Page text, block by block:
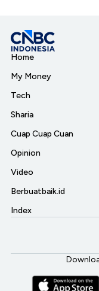
Home
My Money
Tech
Sharia
Cuap Cuap Cuan
Opinion
Video
Berbuatbaik.id
Index